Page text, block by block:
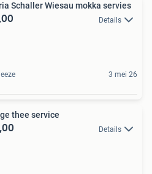
Schaller Wiesau mokka servies
Details
3 mei 26
thee service
Details